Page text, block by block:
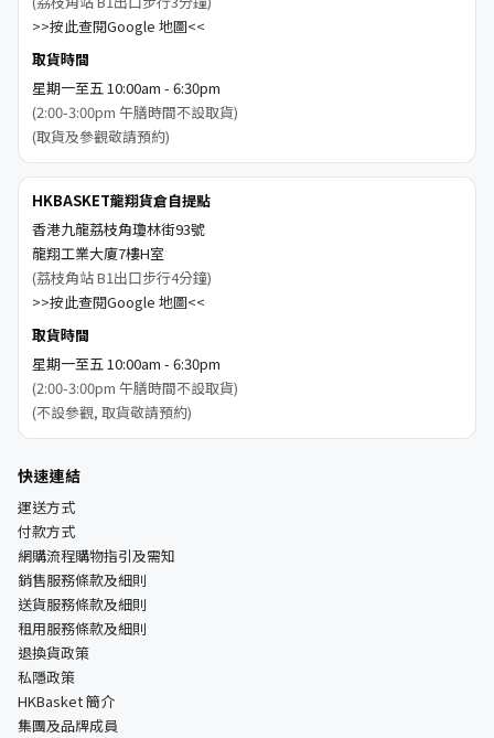
>>按此查閱Google 地圖<<
取貨時間
星期一至五 10:00am - 6:30pm
(2:00-3:00pm 午膳時間不設取貨)
(取貨及參觀敬請預約)
HKBASKET龍翔貨倉自提點
香港九龍荔枝角瓊林街93號
龍翔工業大廈7樓H室
(荔枝角站 B1出口步行4分鐘)
>>按此查閱Google 地圖<<
取貨時間
星期一至五 10:00am - 6:30pm
(2:00-3:00pm 午膳時間不設取貨)
(不設參觀, 取貨敬請預約)
快速連結
運送方式
付款方式
網購流程購物指引及需知
銷售服務條款及細則
送貨服務條款及細則
租用服務條款及細則
退換貨政策
私隱政策
HKBasket 簡介
集團及品牌成員